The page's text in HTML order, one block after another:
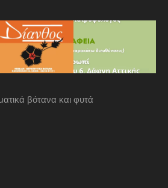
βότανα και φυτά